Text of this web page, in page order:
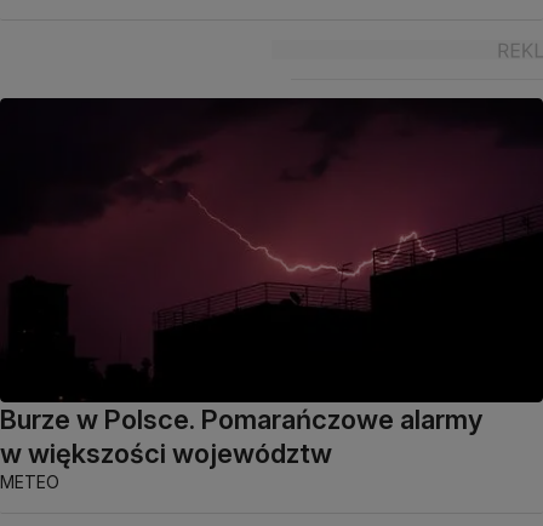
Burze w Polsce. Pomarańczowe alarmy
w większości województw
METEO